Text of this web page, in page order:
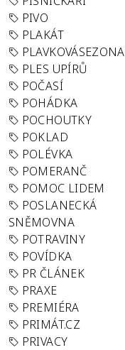
PIVO
PLAKÁT
PLAVKOVÁSEZONA
PLES UPÍRŮ
POČASÍ
POHÁDKA
POCHOUTKY
POKLAD
POLÉVKA
POMERANČ
POMOC LIDEM
POSLANECKÁ
SNĚMOVNA
POTRAVINY
POVÍDKA
PR ČLÁNEK
PRAXE
PREMIÉRA
PRIMÁT.CZ
PRIVACY